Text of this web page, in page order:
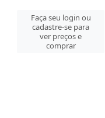
Faça seu login ou
cadastre-se para
ver preços e
comprar